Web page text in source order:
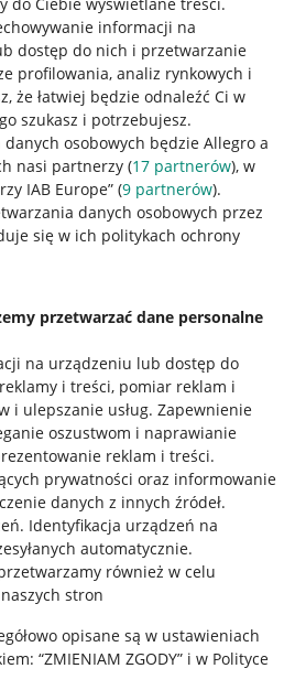
informacji na
dostęp do nich i przetwarzanie
profilowania, analiz rynkowych i
że łatwiej będzie odnaleźć Ci w
szukasz i potrzebujesz.
osobowych będzie Allegro a
nasi partnerzy (17 partnerów), w
IAB Europe” (9 partnerów).
danych osobowych przez
się w ich politykach ochrony
przetwarzać dane personalne
na urządzeniu lub dostęp do
i treści, pomiar reklam i
i ulepszanie usług. Zapewnienie
oszustwom i naprawianie
reklam i treści.
prywatności oraz informowanie
danych z innych źródeł.
. Identyfikacja urządzeń na
automatycznie.
również w celu
stron
opisane są w ustawieniach
“ZMIENIAM ZGODY” i w Polityce
Cyfrowych